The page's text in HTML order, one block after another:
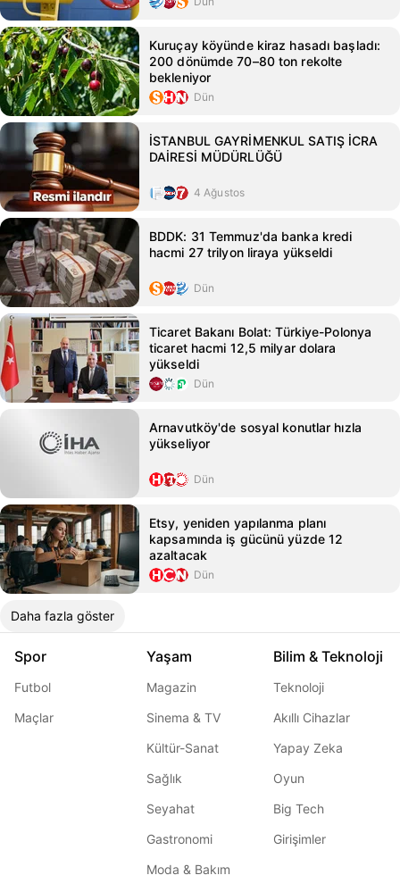
Kuruçay köyünde kiraz hasadı başladı:
200 dönümde 70–80 ton rekolte
bekleniyor
Dün
İSTANBUL GAYRİMENKUL SATIŞ İCRA
DAİRESİ MÜDÜRLÜĞÜ
4 Ağustos
BDDK: 31 Temmuz'da banka kredi
hacmi 27 trilyon liraya yükseldi
Dün
Ticaret Bakanı Bolat: Türkiye-Polonya
ticaret hacmi 12,5 milyar dolara
yükseldi
Dün
Arnavutköy'de sosyal konutlar hızla
yükseliyor
Dün
Etsy, yeniden yapılanma planı
kapsamında iş gücünü yüzde 12
azaltacak
Dün
Daha fazla göster
Spor
Futbol
Maçlar
Yaşam
Magazin
Sinema & TV
Kültür-Sanat
Sağlık
Seyahat
Gastronomi
Moda & Bakım
Bilim & Teknoloji
Teknoloji
Akıllı Cihazlar
Yapay Zeka
Oyun
Big Tech
Girişimler